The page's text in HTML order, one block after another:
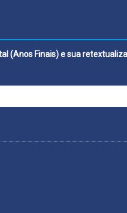
para a
Ensino Fundamental